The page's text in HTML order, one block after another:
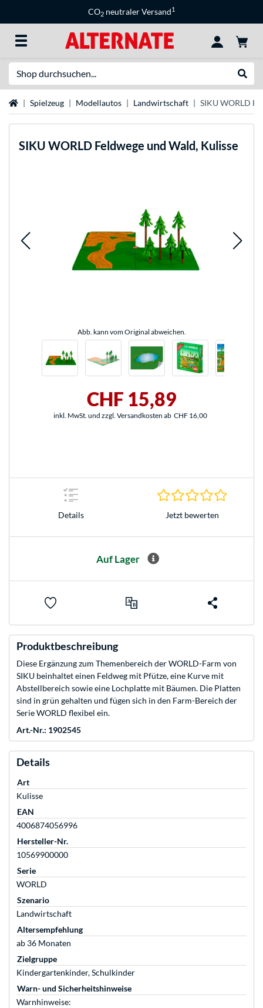
CO2 neutraler Versand1
StartseiteSpielzeug Modellautos Landwirtschaft SIKU WORLD
SIKU WORLD Feldwege und Wald, Kulisse
Abb. kann vom Original abweichen.
CHF 15,89
inkl. MwSt. und zzgl. Versandkosten ab CHF 16,00
Details Jetzt bewerten
Auf Lager
Produktbeschreibung
Diese Ergänzung zum Themenbereich der WORLD-Farm von
SIKU beinhaltet einen Feldweg mit Pfütze, eine Kurve mit
Abstellbereich sowie eine Lochplatte mit Bäumen. Die Platten
sind in grün gehalten und fügen sich in den Farm-Bereich der
Serie WORLD flexibel ein.
Art.-Nr.: 1902545
Details
Art
Kulisse
EAN
4006874056996
Hersteller-Nr.
10569900000
Serie
WORLD
Szenario
Landwirtschaft
Altersempfehlung
ab 36 Monaten
Zielgruppe
Kindergartenkinder, Schulkinder
Warn- und Sicherheitshinweise
Warnhinweise: